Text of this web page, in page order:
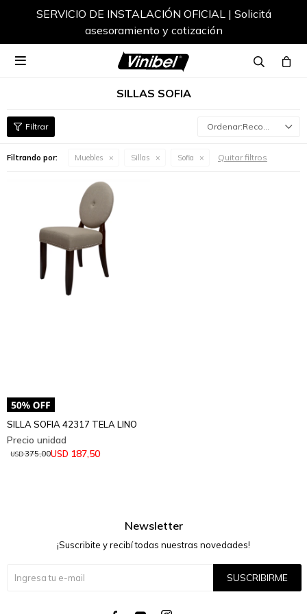
SERVICIO DE INSTALACIÓN OFICIAL | Solicitá
asesoramiento y cotización

SILLAS SOFIA
Recomendados
Filtrando por: Muebles Sillas Sofia Quitar filtros
SILLA SOFIA 42317 TELA LINO
USD 187,50
USD375,00
Newsletter
¡Suscribite y recibí todas nuestras novedades!
SUSCRIBIRME